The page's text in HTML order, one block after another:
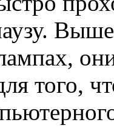
того,